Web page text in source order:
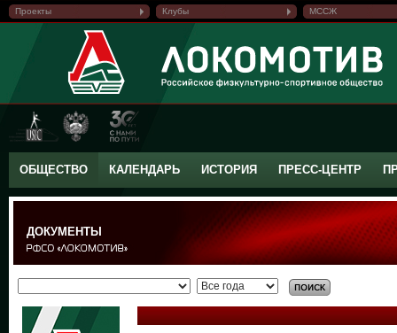
Проекты Клубы МССЖ
ОБЩЕСТВО КАЛЕНДАРЬ ИСТОРИЯ ПРЕСС-ЦЕНТР
ДОКУМЕНТЫ